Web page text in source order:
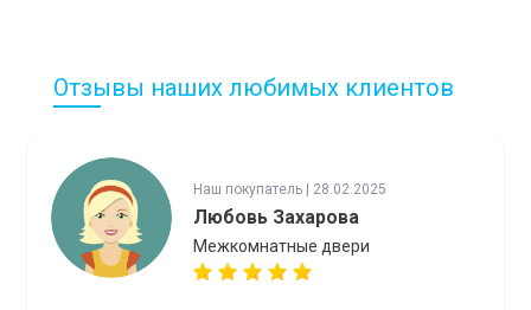
Отзывы наших любимых клиентов
Наш покупатель | 28.02.2025
Любовь Захарова
Межкомнатные двери